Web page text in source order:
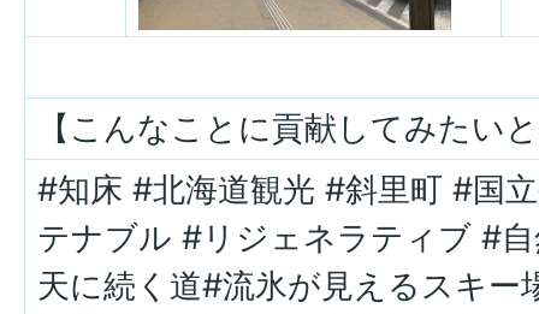
【こんなことに貢献してみたい
#知床 #北海道観光 #斜里町 #国
テナブル #リジェネラティブ #
天に続く道#流氷が見えるスキー